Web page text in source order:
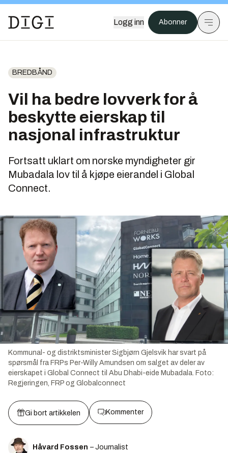
Logg inn Abonner
BREDBÅND
Vil ha bedre lovverk for å
beskytte eierskap til
nasjonal infrastruktur
Fortsatt uklart om norske myndigheter gir
Mubadala lov til å kjøpe eierandel i Global
Connect.
Kommunal- og distriktsminister Sigbjørn Gjelsvik har svart på
spørsmål fra FRPs Per-Willy Amundsen om salget av deler av
eierskapet i Global Connect til Abu Dhabi-eide Mubadala. Foto:
Regjeringen, FRP og Globalconnect
Gi bort artikkelen Kommenter
Håvard Fossen – Journalist